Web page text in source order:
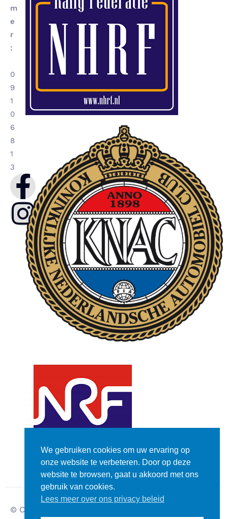
m
e
r
:
0
9
1
0
6
8
1
3
© Copyright – Dutch
We gebruiken cookies om uw ervaring op
onze website te verbeteren. Door op deze
website te browsen, gaat u akkoord met ons
gebruik van cookies.
Lees meer over ons privacy beleid